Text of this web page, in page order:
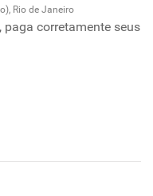
Rio de Janeiro
corretamente seus